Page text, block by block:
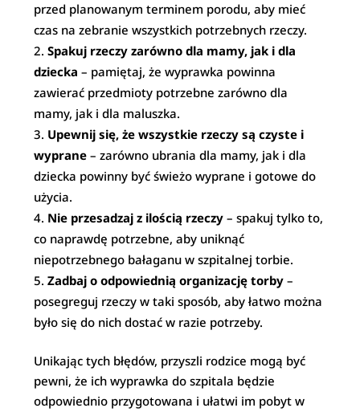
przed planowanym terminem porodu, aby mieć
czas na zebranie wszystkich potrzebnych rzeczy.
Spakuj rzeczy zarówno dla mamy, jak i dla
dziecka – pamiętaj, że wyprawka powinna
zawierać przedmioty potrzebne zarówno dla
mamy, jak i dla maluszka.
Upewnij się, że wszystkie rzeczy są czyste i
wyprane – zarówno ubrania dla mamy, jak i dla
dziecka powinny być świeżo wyprane i gotowe do
użycia.
Nie przesadzaj z ilością rzeczy – spakuj tylko to,
co naprawdę potrzebne, aby uniknąć
niepotrzebnego bałaganu w szpitalnej torbie.
Zadbaj o odpowiednią organizację torby –
posegreguj rzeczy w taki sposób, aby łatwo można
było się do nich dostać w razie potrzeby.
Unikając tych błędów, przyszli rodzice mogą być
pewni, że ich wyprawka do szpitala będzie
odpowiednio przygotowana i ułatwi im pobyt w